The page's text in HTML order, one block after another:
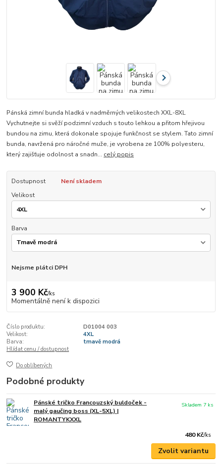
Pánská zimní bunda hladká v nadměrných velikostech XXL-8XL
Vychutnejte si svěží podzimní vzduch s touto lehkou a přitom hřejivou
bundou na zimu, která dokonale spojuje funkčnost se stylem. Tato zimní
bunda, navržená pro náročné muže, je vyrobena ze 100% polyesteru,
který zajišťuje odolnost a snadn... celý popis
Dostupnost
Není skladem
Velikost
Barva
Nejsme plátci DPH
3 900 Kč/ks
Momentálně není k dispozici
Číslo produktu:
D01004 003
Velikost:
4XL
Barva:
tmavě modrá
Hlídat cenu / dostupnost
Do oblíbených
Podobné produkty
Pánské tričko Francouzský buldoček -
malý gaučing boss (XL-5XL) |
ROMANTYKXXL
480 Kč/ks
Skladem 7 ks
Zvolit variantu